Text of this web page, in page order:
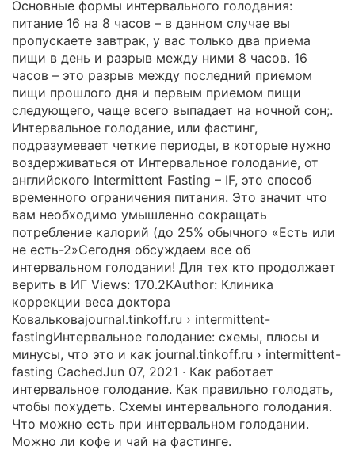
Основные формы интервального голодания:
питание 16 на 8 часов – в данном случае вы
пропускаете завтрак, у вас только два приема
пищи в день и разрыв между ними 8 часов. 16
часов – это разрыв между последний приемом
пищи прошлого дня и первым приемом пищи
следующего, чаще всего выпадает на ночной сон;.
Интервальное голодание, или фастинг,
подразумевает четкие периоды, в которые нужно
воздерживаться от Интервальное голодание, от
английского Intermittent Fasting – IF, это способ
временного ограничения питания. Это значит что
вам необходимо умышленно сокращать
потребление калорий (до 25% обычного «Есть или
не есть-2»Сегодня обсуждаем все об
интервальном голодании! Для тех кто продолжает
верить в ИГ Views: 170.2KAuthor: Клиника
коррекции веса доктора
Ковальковаjournal.tinkoff.ru › intermittent-
fastingИнтервальное голодание: схемы, плюсы и
минусы, что это и как journal.tinkoff.ru › intermittent-
fasting CachedJun 07, 2021 · Как работает
интервальное голодание. Как правильно голодать,
чтобы похудеть. Схемы интервального голодания.
Что можно есть при интервальном голодании.
Можно ли кофе и чай на фастинге.